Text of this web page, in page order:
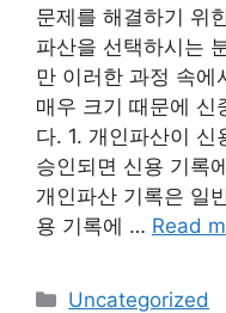
문제를 해결하기 위
파산을 선택하시는
만 이러한 과정 속에
매우 크기 때문에 신
다. 1. 개인파산이 신
승인되면 신용 기록
개인파산 기록은 일
용 기록에 … Read
Categories
Uncategorized